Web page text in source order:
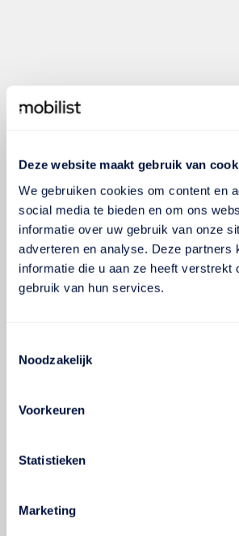
Deze website maakt gebruik van
We gebruiken cookies om content en
social media te bieden en om ons
informatie over uw gebruik van onze
adverteren en analyse. Deze partners
informatie die u aan ze heeft
gebruik van hun services.
Noodzakelijk
Voorkeuren
Statistieken
Marketing